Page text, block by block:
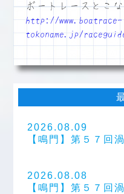
ボートレースとこ
http://www.boatrace-
tokoname.jp/
2026.08.09
【鳴門】第５７回
2026.08.08
【鳴門】第５７回